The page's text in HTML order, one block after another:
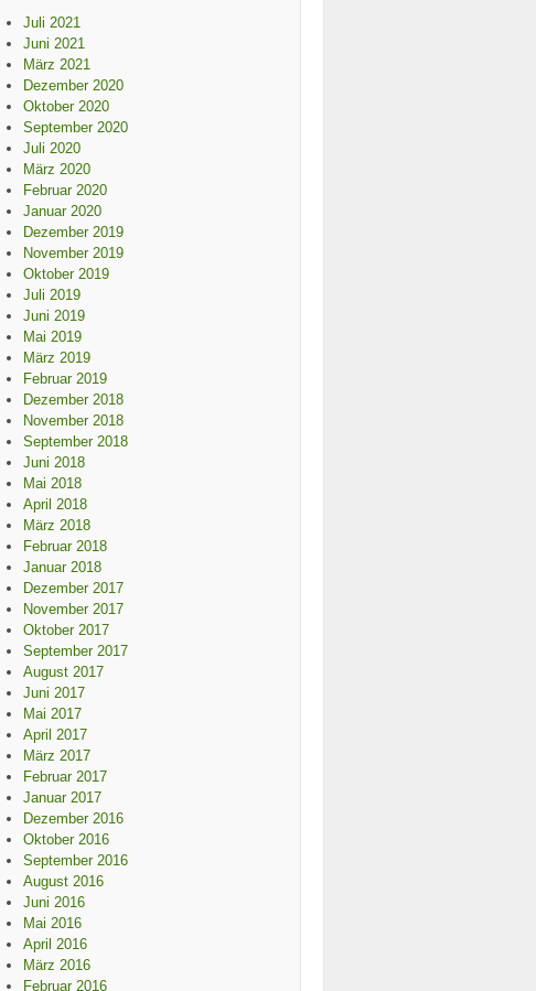
Juli 2021
Juni 2021
März 2021
Dezember 2020
Oktober 2020
September 2020
Juli 2020
März 2020
Februar 2020
Januar 2020
Dezember 2019
November 2019
Oktober 2019
Juli 2019
Juni 2019
Mai 2019
März 2019
Februar 2019
Dezember 2018
November 2018
September 2018
Juni 2018
Mai 2018
April 2018
März 2018
Februar 2018
Januar 2018
Dezember 2017
November 2017
Oktober 2017
September 2017
August 2017
Juni 2017
Mai 2017
April 2017
März 2017
Februar 2017
Januar 2017
Dezember 2016
Oktober 2016
September 2016
August 2016
Juni 2016
Mai 2016
April 2016
März 2016
Februar 2016